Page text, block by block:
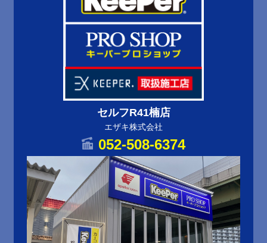
セルフR41楠店
エザキ株式会社
052-508-6374